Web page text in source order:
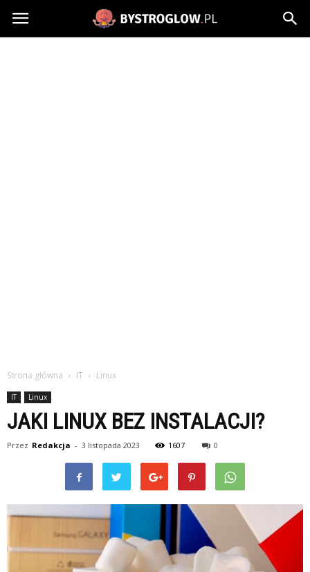
Bystroglow.pl
Strona główna IT Linux
IT Linux
JAKI LINUX BEZ INSTALACJI?
Przez Redakcja - 3 listopada 2023 1607 0